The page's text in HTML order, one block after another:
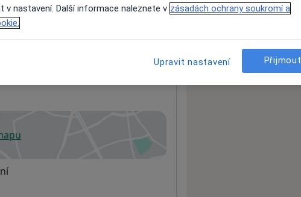
v nové záložce
v nastavení. Další informace naleznete v zásadách ochrany soukromí a
Upravit nastavení Přijmout